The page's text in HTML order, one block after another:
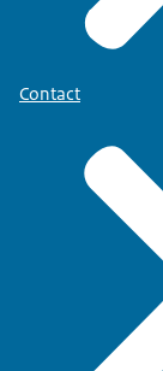
Contact